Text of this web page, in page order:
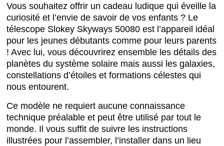
Vous souhaitez offrir un cadeau ludique qui éveille la
curiosité et l’envie de savoir de vos enfants ? Le
télescope Slokey Skyways 50080 est l’appareil idéal
pour les jeunes débutants comme pour leurs parents
! Avec lui, vous découvrirez ensemble les détails des
planètes du système solaire mais aussi les galaxies,
constellations d’étoiles et formations célestes qui
nous entourent.
Ce modèle ne requiert aucune connaissance
technique préalable et peut être utilisé par tout le
monde. Il vous suffit de suivre les instructions
illustrées pour l’assembler, l’installer dans un lieu